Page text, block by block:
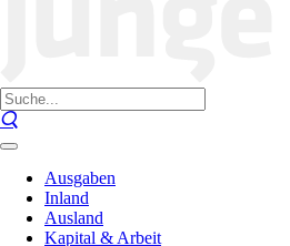
Ausgaben
Inland
Ausland
Kapital & Arbeit